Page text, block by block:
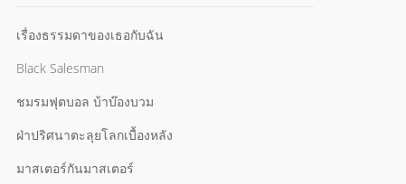
เรื่องธรรมดาของเธอกับฉัน
Black Salesman
ชมรมฟุตบอล บ้าบ๊องบวม
ฝ่าปริศนาตะลุยโลกเบื้องหลัง
มาสเตอร์กันมาสเตอร์